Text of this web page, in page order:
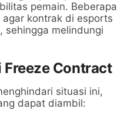
pemain. Beberapa
kontrak di esports
sehingga melindungi
Contract
situasi ini,
dapat diambil: